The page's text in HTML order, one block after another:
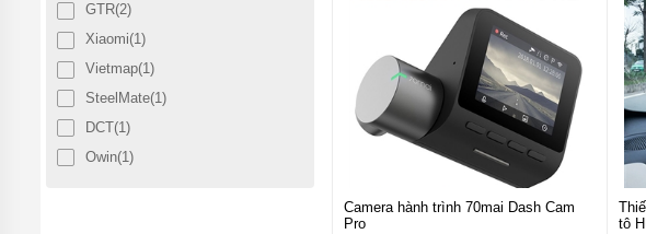
Camera hành trình 70mai Dash Cam
Pro
tô
GTR(2)
Xiaomi(1)
Vietmap(1)
SteelMate(1)
DCT(1)
Owin(1)